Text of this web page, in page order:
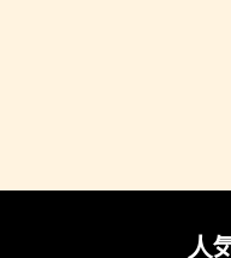
人